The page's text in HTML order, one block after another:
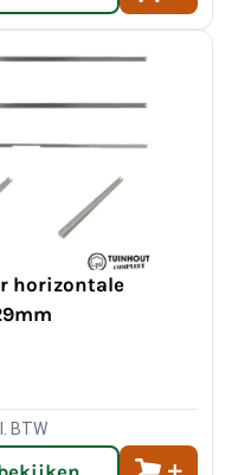
horizontale
BTW